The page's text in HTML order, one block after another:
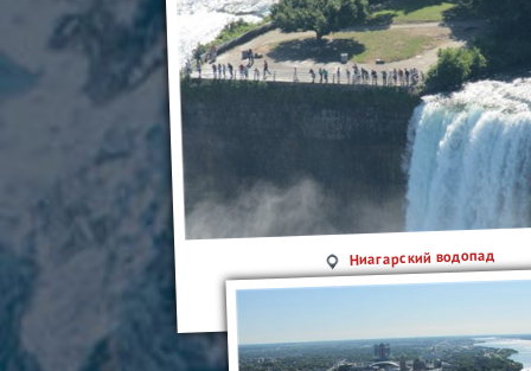
Ниагарский водопад
Ниагарский